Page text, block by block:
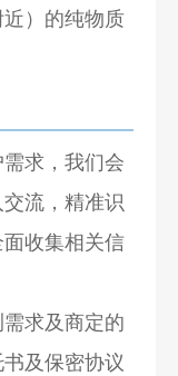
）的纯物质
需求，我们会
流，精准识
收集相关信
需求及商定的
及保密协议